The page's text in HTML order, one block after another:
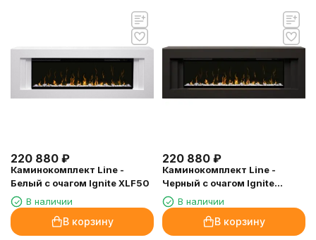
220 880 ₽
Каминокомплект Line -
Белый с очагом Ignite XLF50
В наличии
В корзину
220 880 ₽
Каминокомплект Line -
Черный с очагом Ignite
XLF50В наличии
В корзину